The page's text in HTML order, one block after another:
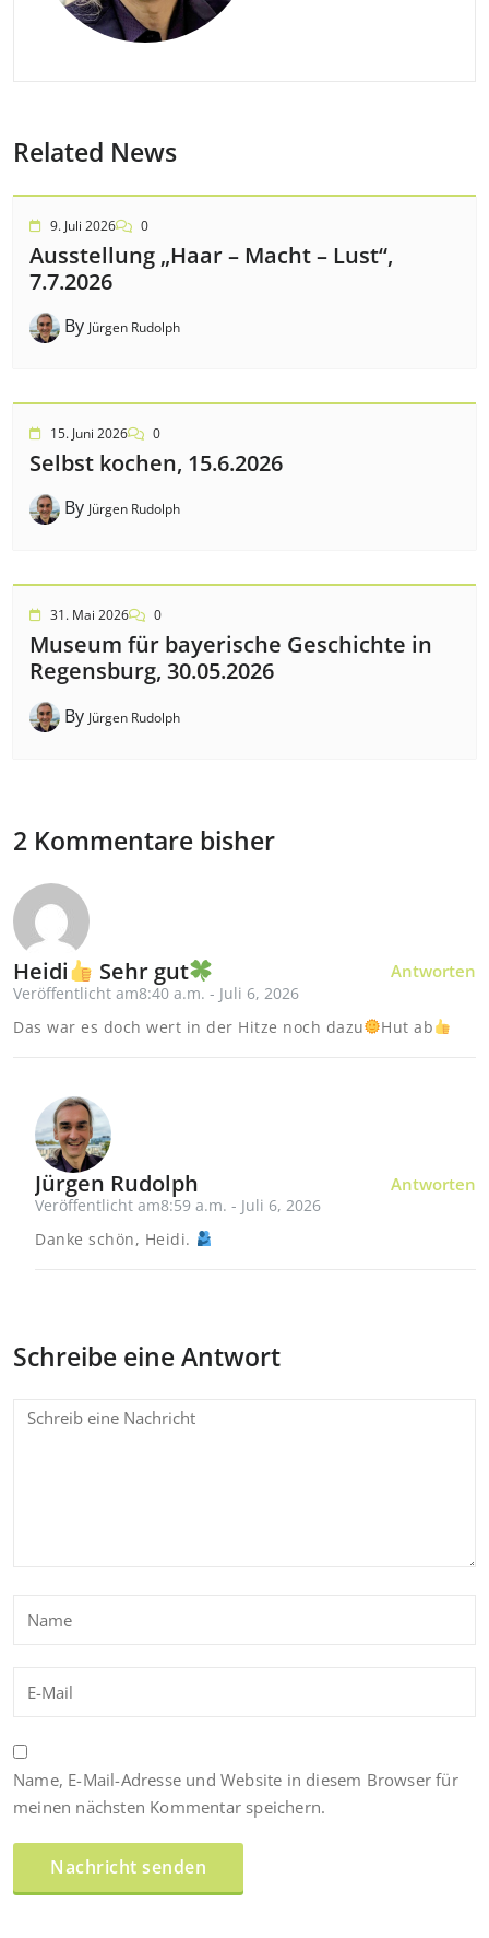
Related News
9. Juli 2026 0
Ausstellung „Haar – Macht – Lust“,
7.7.2026
By Jürgen Rudolph
15. Juni 2026 0
Selbst kochen, 15.6.2026
By Jürgen Rudolph
31. Mai 2026 0
Museum für bayerische Geschichte in
Regensburg, 30.05.2026
By Jürgen Rudolph
2 Kommentare bisher
Antworten
Heidi Sehr gut
Veröffentlicht am8:40 a.m. - Juli 6, 2026
Das war es doch wert in der Hitze noch dazu
Hut ab
Antworten
Jürgen Rudolph
Veröffentlicht am8:59 a.m. - Juli 6, 2026
Danke schön, Heidi.
Schreibe eine Antwort
Name, E-Mail-Adresse und Website in diesem Browser für
meinen nächsten Kommentar speichern.